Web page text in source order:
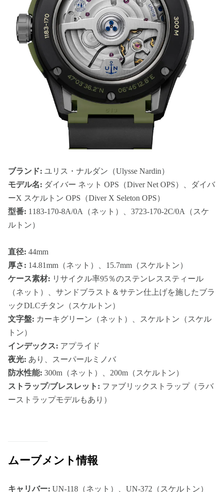
ブランド: ユリス・ナルダン（Ulysse Nardin）
モデル名: ダイバー ネット OPS（Diver Net OPS）、ダイバ
ーX スケルトン OPS（Diver X Seleton OPS）
型番: 1183-170-8A/0A（ネット）、3723-170-2C/0A（スケ
ルトン）
直径: 44mm
厚さ: 14.81mm（ネット）、15.7mm（スケルトン）
ケース素材: リサイクル率95％のステンレススティール
（ネット）、サンドブラスト＆サテン仕上げを施したブラ
ックDLCチタン（スケルトン）
文字盤: カーキグリーン（ネット）、スケルトン（スケル
トン）
インデックス: アプライド
夜光: あり、スーパールミノバ
防水性能: 300m（ネット）、200m（スケルトン）
ストラップ/ブレスレット: ファブリックストラップ（ラバ
ーストラップモデルもあり）
ムーブメント情報
キャリバー: UN-118（ネット）、UN-372（スケルトン）